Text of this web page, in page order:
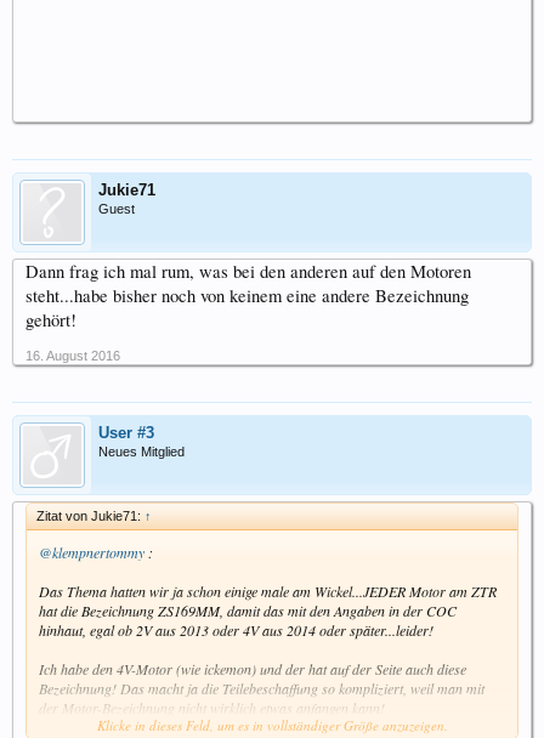
Jukie71
Guest
Dann frag ich mal rum, was bei den anderen auf den Motoren
steht...habe bisher noch von keinem eine andere Bezeichnung
gehört!
16. August 2016
User #3
Neues Mitglied
Zitat von Jukie71: ↑
@klempnertommy :
Das Thema hatten wir ja schon einige male am Wickel...JEDER Motor am ZTR
hat die Bezeichnung ZS169MM, damit das mit den Angaben in der COC
hinhaut, egal ob 2V aus 2013 oder 4V aus 2014 oder später...leider!
Ich habe den 4V-Motor (wie ickemon) und der hat auf der Seite auch diese
Bezeichnung! Das macht ja die Teilebeschaffung so kompliziert, weil man mit
der Motor-Bezeichnung nicht wirklich etwas anfangen kann!
Jemand müsste mal herausfinden, welche wirkliche Bezeichnung der 4V-Motor
Klicke in dieses Feld, um es in vollständiger Größe anzuzeigen.